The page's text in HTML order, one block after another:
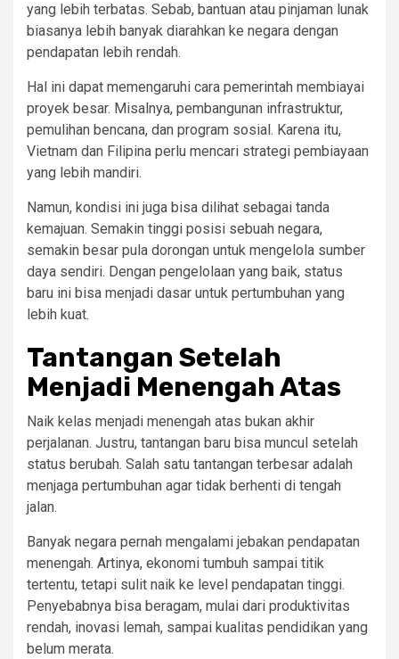
yang lebih terbatas. Sebab, bantuan atau pinjaman lunak
biasanya lebih banyak diarahkan ke negara dengan
pendapatan lebih rendah.
Hal ini dapat memengaruhi cara pemerintah membiayai
proyek besar. Misalnya, pembangunan infrastruktur,
pemulihan bencana, dan program sosial. Karena itu,
Vietnam dan Filipina perlu mencari strategi pembiayaan
yang lebih mandiri.
Namun, kondisi ini juga bisa dilihat sebagai tanda
kemajuan. Semakin tinggi posisi sebuah negara,
semakin besar pula dorongan untuk mengelola sumber
daya sendiri. Dengan pengelolaan yang baik, status
baru ini bisa menjadi dasar untuk pertumbuhan yang
lebih kuat.
Tantangan Setelah
Menjadi Menengah Atas
Naik kelas menjadi menengah atas bukan akhir
perjalanan. Justru, tantangan baru bisa muncul setelah
status berubah. Salah satu tantangan terbesar adalah
menjaga pertumbuhan agar tidak berhenti di tengah
jalan.
Banyak negara pernah mengalami jebakan pendapatan
menengah. Artinya, ekonomi tumbuh sampai titik
tertentu, tetapi sulit naik ke level pendapatan tinggi.
Penyebabnya bisa beragam, mulai dari produktivitas
rendah, inovasi lemah, sampai kualitas pendidikan yang
belum merata.